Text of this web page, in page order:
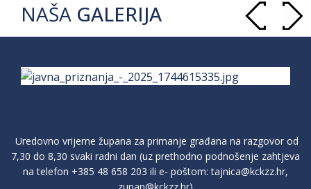
NAŠA GALERIJA
Uredovno vrijeme župana za primanje građana na razgovor od
7,30 do 8,30 svaki radni dan (uz prethodno podnošenje zahtjeva
na telefon +385 48 658 203 ili e- poštom:tajnica@kckzz.hr,